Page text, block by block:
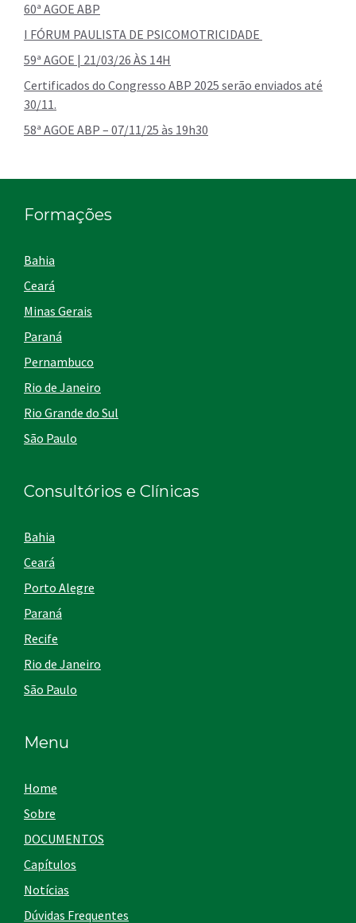
60ª AGOE ABP
I FÓRUM PAULISTA DE PSICOMOTRICIDADE
59ª AGOE | 21/03/26 ÀS 14H
Certificados do Congresso ABP 2025 serão enviados até
30/11.
58ª AGOE ABP – 07/11/25 às 19h30
Formações
Bahia
Ceará
Minas Gerais
Paraná
Pernambuco
Rio de Janeiro
Rio Grande do Sul
São Paulo
Consultórios e Clínicas
Bahia
Ceará
Porto Alegre
Paraná
Recife
Rio de Janeiro
São Paulo
Menu
Home
Sobre
DOCUMENTOS
Capítulos
Notícias
Dúvidas Frequentes